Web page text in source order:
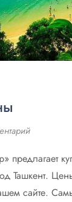
Ташкент.
сайте.